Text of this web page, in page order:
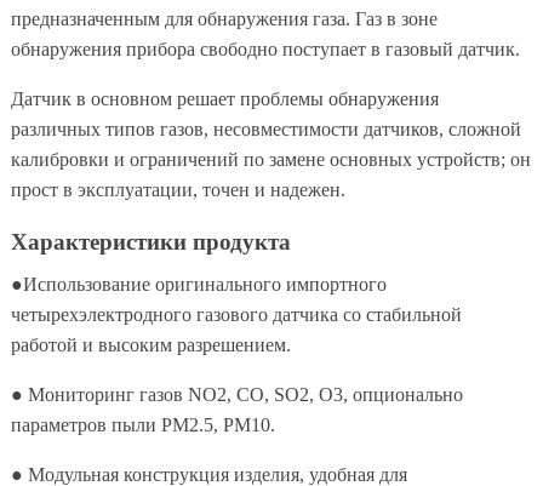
предназначенным для обнаружения газа. Газ в зоне
обнаружения прибора свободно поступает в газовый датчик.
Датчик в основном решает проблемы обнаружения
различных типов газов, несовместимости датчиков, сложной
калибровки и ограничений по замене основных устройств; он
прост в эксплуатации, точен и надежен.
Характеристики продукта
●Использование оригинального импортного
четырехэлектродного газового датчика со стабильной
работой и высоким разрешением.
● Мониторинг газов NO2, CO, SO2, O3, опционально
параметров пыли PM2.5, PM10.
● Модульная конструкция изделия, удобная для